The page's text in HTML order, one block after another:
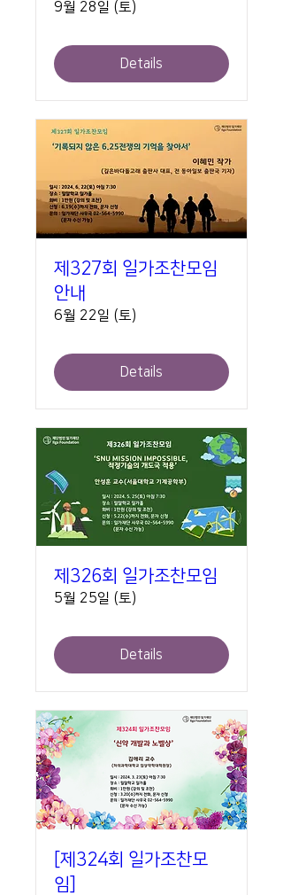
9월 28일 (토)
Details
제327회 일가조찬모임
안내
6월 22일 (토)
Details
제326회 일가조찬모임
5월 25일 (토)
Details
[제324회 일가조찬모
임]